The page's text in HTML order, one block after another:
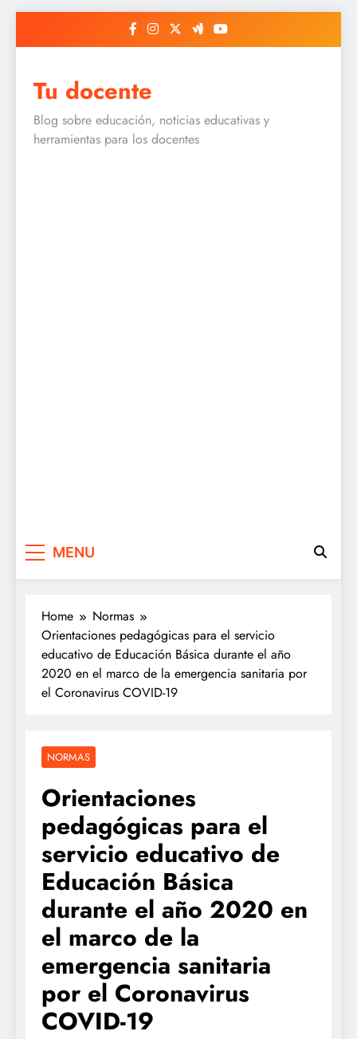
Tu docente
Blog sobre educación, noticias educativas y
herramientas para los docentes
MENU
Home
Normas
Orientaciones pedagógicas para el servicio
educativo de Educación Básica durante el año
2020 en el marco de la emergencia sanitaria por
el Coronavirus COVID-19
NORMAS
Orientaciones
pedagógicas para el
servicio educativo de
Educación Básica
durante el año 2020 en
el marco de la
emergencia sanitaria
por el Coronavirus
COVID-19